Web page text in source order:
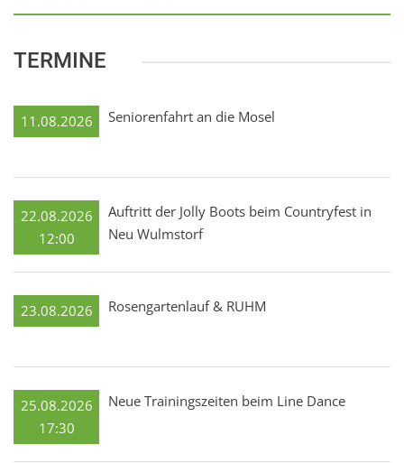
TERMINE
11.08.2026 Seniorenfahrt an die Mosel
22.08.2026
12:00
Auftritt der Jolly Boots beim Countryfest in
Neu Wulmstorf
23.08.2026 Rosengartenlauf & RUHM
25.08.2026
17:30
Neue Trainingszeiten beim Line Dance